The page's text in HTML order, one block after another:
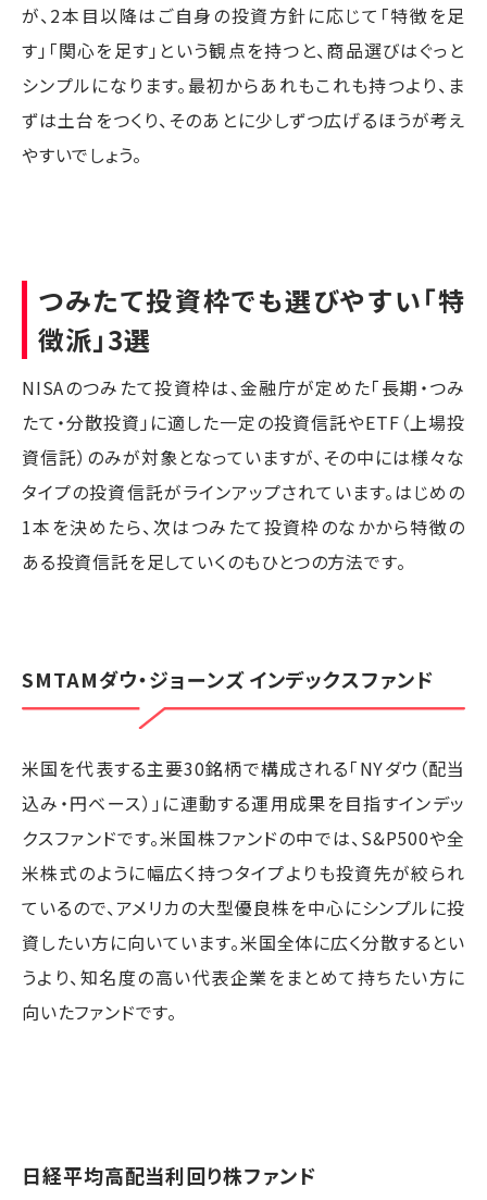
が、2本目以降はご自身の投資方針に応じて「特徴を足
す」「関心を足す」という観点を持つと、商品選びはぐっと
シンプルになります。最初からあれもこれも持つより、ま
ずは土台をつくり、そのあとに少しずつ広げるほうが考え
やすいでしょう。
つみたて投資枠でも選びやすい「特
徴派」3選
NISAのつみたて投資枠は、金融庁が定めた「長期・つみ
たて・分散投資」に適した一定の投資信託やETF（上場投
資信託）のみが対象となっていますが、その中には様々な
タイプの投資信託がラインアップされています。はじめの
1本を決めたら、次はつみたて投資枠のなかから特徴の
ある投資信託を足していくのもひとつの方法です。
SMTAMダウ・ジョーンズ インデックスファンド
米国を代表する主要30銘柄で構成される「NYダウ（配当
込み・円ベース）」に連動する運用成果を目指すインデッ
クスファンドです。米国株ファンドの中では、S&P500や全
米株式のように幅広く持つタイプよりも投資先が絞られ
ているので、アメリカの大型優良株を中心にシンプルに投
資したい方に向いています。米国全体に広く分散するとい
うより、知名度の高い代表企業をまとめて持ちたい方に
向いたファンドです。
日経平均高配当利回り株ファンド